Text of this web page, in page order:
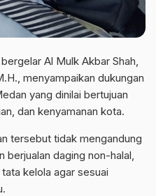
Al Mulk Akbar Shah,
menyampaikan dukungan
yang dinilai bertujuan
dan kenyamanan kota.
tersebut tidak mengandung
berjualan daging non-halal,
kelola agar sesuai